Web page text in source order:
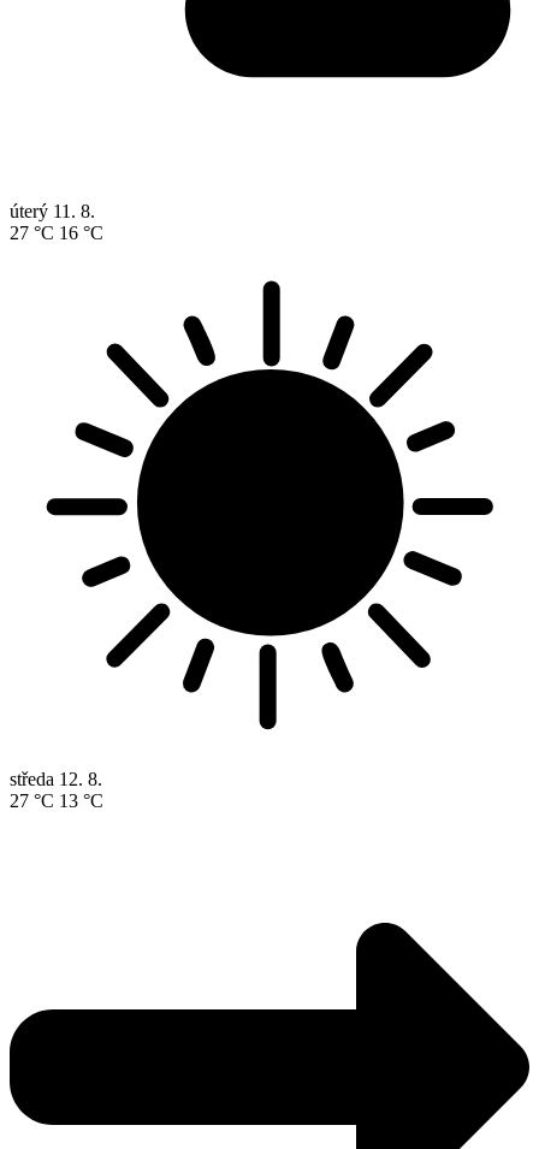
úterý 11. 8.
27 °C 16 °C
středa 12. 8.
27 °C 13 °C